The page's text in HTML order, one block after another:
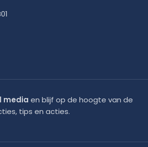
media en blijf op de hoogte van de
tips en acties.